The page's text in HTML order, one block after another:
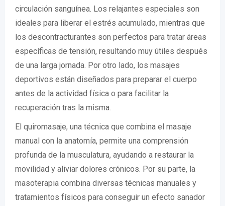
circulación sanguínea. Los relajantes especiales son
ideales para liberar el estrés acumulado, mientras que
los descontracturantes son perfectos para tratar áreas
específicas de tensión, resultando muy útiles después
de una larga jornada. Por otro lado, los masajes
deportivos están diseñados para preparar el cuerpo
antes de la actividad física o para facilitar la
recuperación tras la misma.
El quiromasaje, una técnica que combina el masaje
manual con la anatomía, permite una comprensión
profunda de la musculatura, ayudando a restaurar la
movilidad y aliviar dolores crónicos. Por su parte, la
masoterapia combina diversas técnicas manuales y
tratamientos físicos para conseguir un efecto sanador